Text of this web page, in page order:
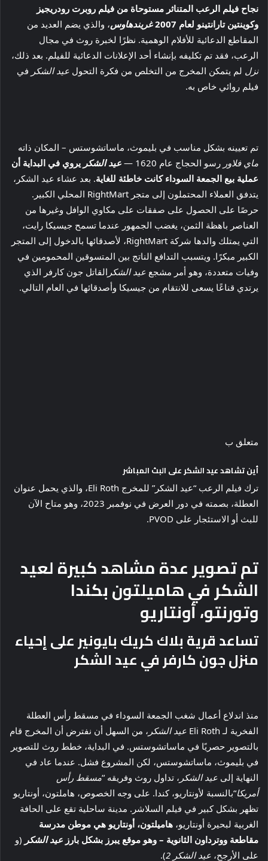
نجاح فيلم الرعب المتناثر مستوحاة من فيلم روبرت رودريجيز
وكوينتين تارانتينو لعام 2007
غريندهاوس، والذي يضم العديد من
المقاطع الدعائية للأفلام الوهمية. نظرًا لخبرة روث في مجال
الرعب، فقد تم تكليفه بإنشاء أحد الإعلانات الدعائية للفيلم. بعد ذلك،
نزل لم يتمكن المخرج من التخلص من فكرة التحول عيد الشكر في
فيلم روائي خاص به.
تم تعيينه بشكل مناسب في بليموث، ماساتشوستس – المكان ذاته
ماي فلاور رسو الحجاج عام 1620 — عيد الشكر يروي في البداية أن
عملية بيع الجمعة السوداء كانت خاطئة للغاية. بعد عشاء عيد الشكر،
يتدفق العملاء المحتملون إلى متجر RightMart المحلي الكبير.
حرصًا على الحصول على صفقات على مكاوي الوافل وغيرها من
العناصر باهظة الثمن، يغضب الجمهور عندما تسمح جيسيكا رايت،
التي يمتلك والدها شركة RightMart، لأصدقائها بالدخول إلى المتجر
الكبير مبكرًا. ويتسبب التدافع الناتج بين المتسوقين المحمومين في
وفيات متعددة، وهو أمر مشجع عيد الشكر القاتل جون كارفر الذي
يرتدي قناعًا يسعى للانتقام من جيسيكا وأصدقائها في العام التالي.
متعلق ب
أين تشاهد عيد الشكر على البث المباشر
ترك فيلم الرعب “عيد الشكر” للمخرج Eli Roth، والذي يحمل عنوان
العطلة، بصمته في دور العرض في نوفمبر 2023، وهو متاح الآن
للبث أو الاستئجار على PVOD.
تم تصوير عدة مشاهد كبيرة لعيد
الشكر في هاميلتون بكندا
وتورنتو، أونتاريو
تساعد قرية بلاك كريك بايونير على إحياء
منزل جون كارفر في عيد الشكر
منذ اندلاع أعمال شغب الجمعة السوداء في مسقط رأس العطلة
الفخرية لـ Eli Roth
عيد الشكر ، من السهل أن نفترض أن المخرج قام
بالتصوير حصريًا في ماساتشوستس. في البداية، خطط روث للتصوير
في بليموث، ماساتشوستس، لكن المشروع فشل. عندما عاد في
النهاية إلى عيد الشكر ، تداول روث وفريقه “مسقط رأس
أمريكا“بالنسبة لأونتاريو، كندا. على وجه الخصوص، هاملتون، أونتاريو
تظهر بشكل كبير في فيلم السلاشر. مدينة ساحلية تقع على الحافة
الغربية لبحيرة أونتاريو، هاميلتون، أونتاريو هي موطن مدرسة
مقاطعة ووترداون الثانوية – وهو موقع يبرز بشكل بارز عيد الشكر (و
على الأرجح، عيد الشكر 2 ).